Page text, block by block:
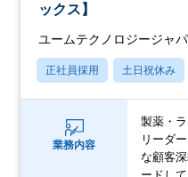
ックス】
ユームテクノロジージャ
正社員採用 土日祝休み
業務内容
製薬・
リーダ
な顧客